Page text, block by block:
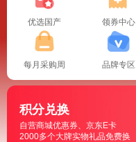
优选国产 领券中心
每月采购周 品牌专区
积分兑换
自营商城优惠券、京东E卡
2000多个大牌实物礼品免费换